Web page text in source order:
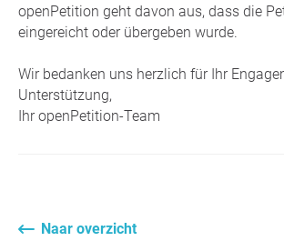
openPetition geht davon aus, dass die
eingereicht oder übergeben wurde.
Wir bedanken uns herzlich für Ihr
Unterstützung,
Ihr openPetition-Team
Naar overzicht